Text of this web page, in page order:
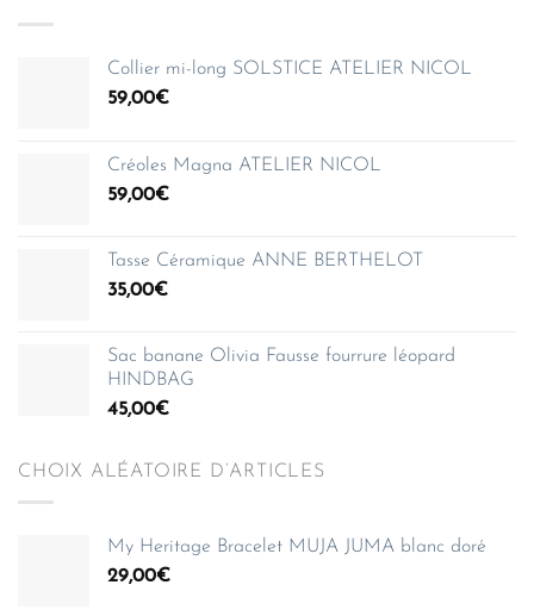
Collier mi-long SOLSTICE ATELIER NICOL
59,00€
Créoles Magna ATELIER NICOL
59,00€
Tasse Céramique ANNE BERTHELOT
35,00€
Sac banane Olivia Fausse fourrure léopard
HINDBAG
45,00€
CHOIX ALÉATOIRE D’ARTICLES
My Heritage Bracelet MUJA JUMA blanc doré
29,00€